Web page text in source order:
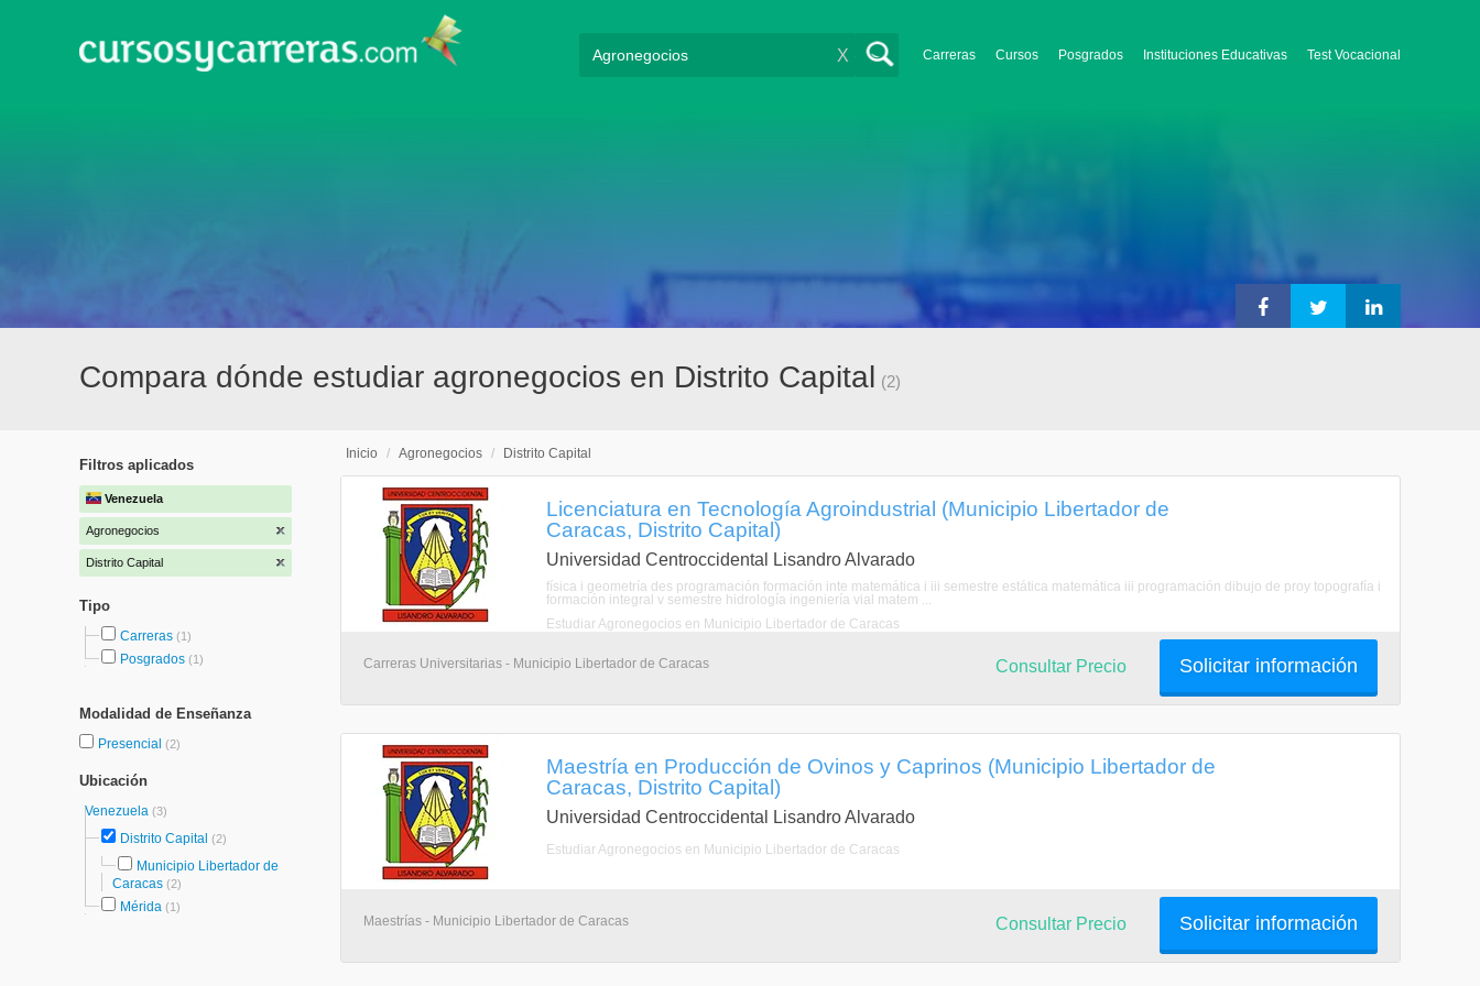
Carreras Cursos Posgrados Instituciones Educativas Test Vocacional
X
Compara dónde estudiar agronegocios en Distrito Capital (2)
Filtros aplicados
Venezuela
Agronegocios
Distrito Capital
Tipo
Carreras (1)
Posgrados (1)
Modalidad de Enseñanza
Presencial (2)
Ubicación
Venezuela (3)
Distrito Capital (2)
Municipio Libertador de
Caracas (2)
Mérida (1)
Inicio / Agronegocios / Distrito Capital
Licenciatura en Tecnología Agroindustrial (Municipio Libertador de
Caracas, Distrito Capital)
Universidad Centroccidental Lisandro Alvarado
física i geometría des programación formación inte matemática i iii semestre estática matemática iii programación dibujo de proy topografía i
formación integral v semestre hidrología ingeniería vial matem ...
Estudiar Agronegocios en Municipio Libertador de Caracas
Carreras Universitarias - Municipio Libertador de Caracas Solicitar información
Consultar Precio
Maestría en Producción de Ovinos y Caprinos (Municipio Libertador de
Caracas, Distrito Capital)
Universidad Centroccidental Lisandro Alvarado
Estudiar Agronegocios en Municipio Libertador de Caracas
Maestrías - Municipio Libertador de Caracas Solicitar información
Consultar Precio